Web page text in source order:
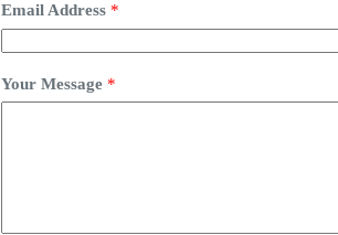
Email Address *
Your Message *